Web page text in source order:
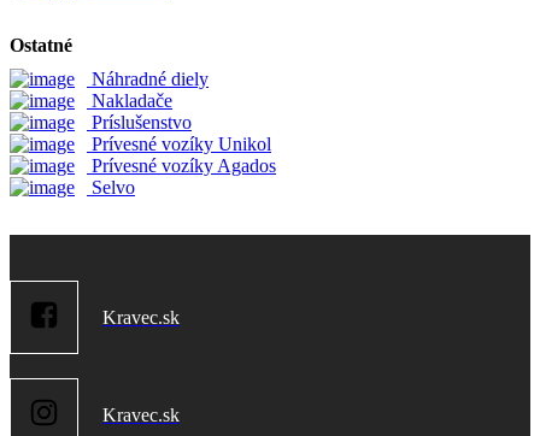
Ostatné
Náhradné diely
Nakladače
Príslušenstvo
Prívesné vozíky Unikol
Prívesné vozíky Agados
Selvo
Kravec.sk
Kravec.sk